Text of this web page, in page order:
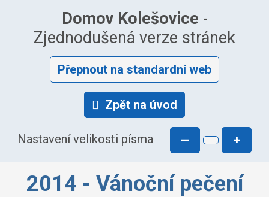
Domov Kolešovice -
Zjednodušená verze stránek
Přepnout na standardní web
Zpět na úvod
Nastavení velikosti písma — +
2014 - Vánoční pečení